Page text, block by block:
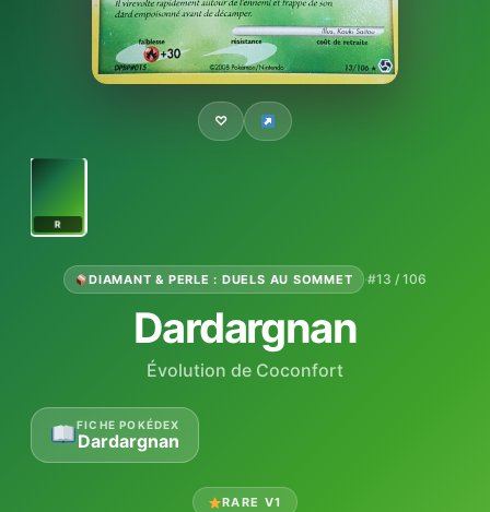
♡
R
DIAMANT & PERLE : DUELS AU SOMMET ·#13 / 106
Dardargnan
Évolution de Coconfort
FICHE POKÉDEX
Dardargnan
RARE V1